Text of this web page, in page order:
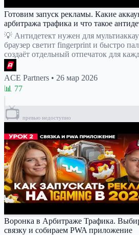
Готовим запуск рекламы. Какие
арбитража трафика и что такое
💡 Антидетект нужен для
браузер светит fingerprint и быстро
создаёт отдельный отпечаток для
ACE Partners • 26 мар 2026
📊 77
📺 превью недоступно
Воронка в Арбитраже Трафика.
связку и собираем PWA приложение